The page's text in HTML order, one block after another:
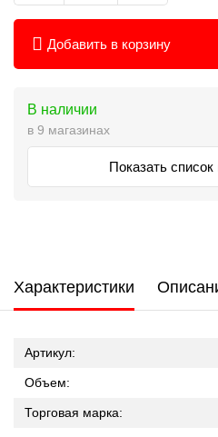
Добавить в корзину
В наличии
в 9 магазинах
Показать список
Характеристики
Артикул:
Объем:
Торговая марка: